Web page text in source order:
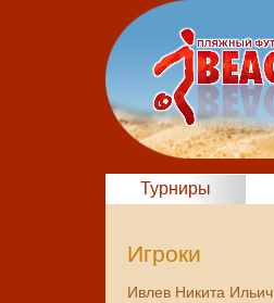
Турниры
Игроки
Ивлев Никита Ильич